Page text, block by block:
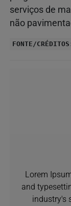
serviços de
não
FONTE/
Lorem
and
industry's